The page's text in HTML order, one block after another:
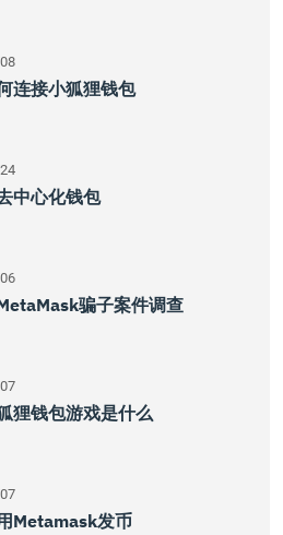
连接小狐狸钱包
中心化钱包
骗子案件调查
狸钱包游戏是什么
Metamask发币